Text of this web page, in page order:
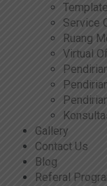
Service
Ruang
Virtual
Gallery
Contact Us
Blog
Referal